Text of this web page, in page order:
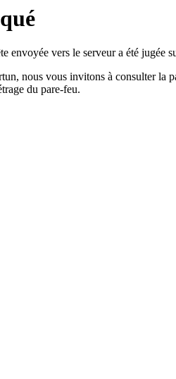
envoyée vers le serveur a été jugée
nous vous invitons à consulter la
du pare-feu.